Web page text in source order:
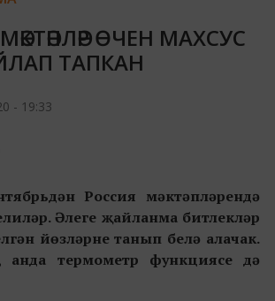
ӨЧЕН МАХСУС
ТАПКАН
- 19:33
брьдән Россия мәктәпләрендә
Әлеге җайланма битлекләр
йөзләрне танып белә алачак.
термометр функциясе дә